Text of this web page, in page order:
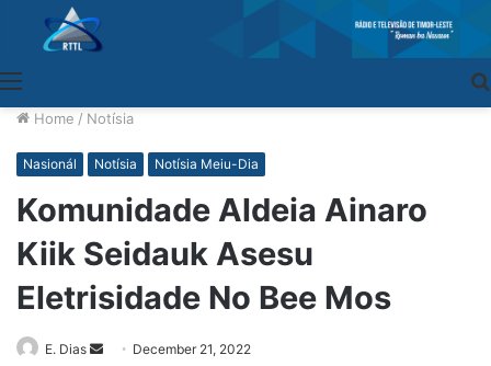
Home / Notísia
Nasionál Notísia Notísia Meiu-Dia
Komunidade Aldeia Ainaro
Kiik Seidauk Asesu
Eletrisidade No Bee Mos
E. Dias
SendDecember 21, 2022